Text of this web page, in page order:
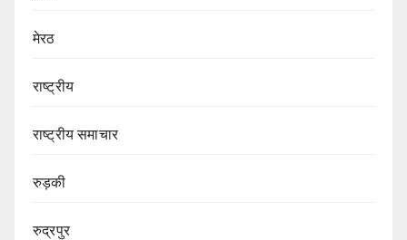
मेरठ
राष्ट्रीय
राष्ट्रीय समाचार
रुड़की
रुद्रपुर